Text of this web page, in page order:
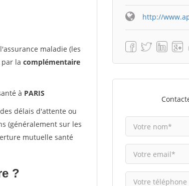
maladie (les
la complémentaire
à PARIS
délais d'attente ou
(généralement sur les
mutuelle santé
?
http://